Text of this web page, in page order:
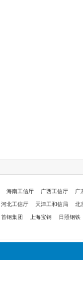
海南工信厅 广西工信厅 广
河北工信厅 天津工和信局 北
首钢集团 上海宝钢 日照钢铁